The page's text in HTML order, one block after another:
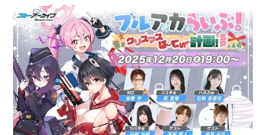
秋アニメ
男性声優/女性声優一覧
FOLLOW US